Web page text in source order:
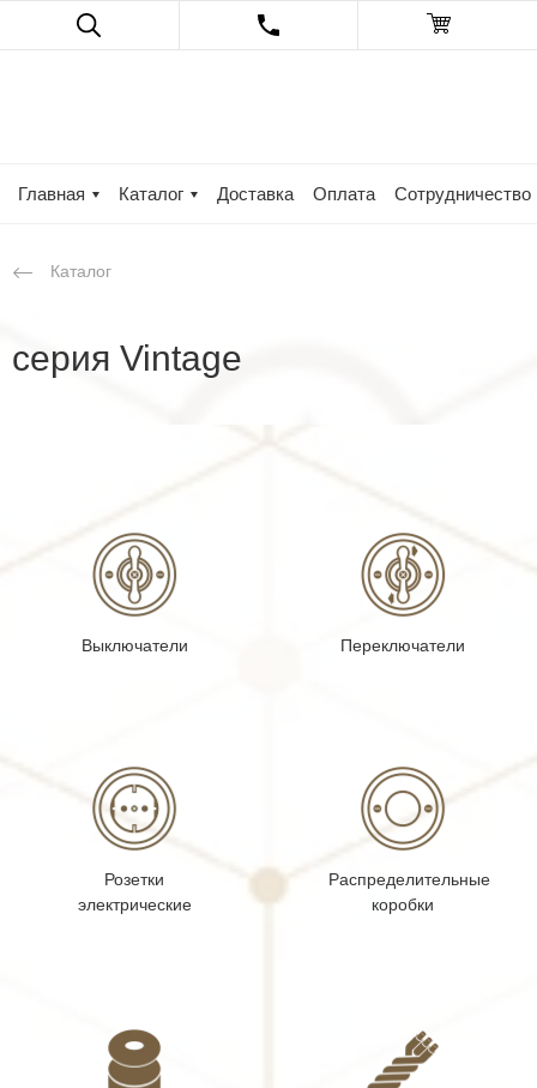
Главная Каталог Доставка Оплата Сотрудничество
Каталог
cерия Vintage
Выключатели Переключатели
Розетки
электрические
Распределительные
коробки